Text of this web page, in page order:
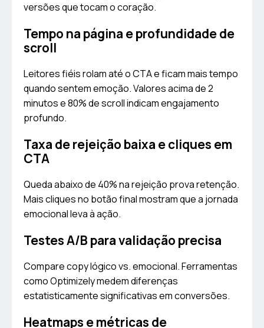
versões que tocam o coração.
Tempo na página e profundidade de
scroll
Leitores fiéis rolam até o CTA e ficam mais tempo
quando sentem emoção. Valores acima de 2
minutos e 80% de scroll indicam engajamento
profundo.
Taxa de rejeição baixa e cliques em
CTA
Queda abaixo de 40% na rejeição prova retenção.
Mais cliques no botão final mostram que a jornada
emocional leva à ação.
Testes A/B para validação precisa
Compare copy lógico vs. emocional. Ferramentas
como Optimizely medem diferenças
estatisticamente significativas em conversões.
Heatmaps e métricas de